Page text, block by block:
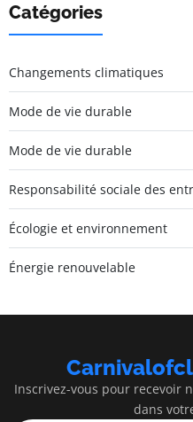
Catégories
Changements climatiques
Mode de vie durable
Mode de vie durable
Responsabilité sociale des
Écologie et environnement
Énergie renouvelable
Inscrivez-vous pour recevoir
dans